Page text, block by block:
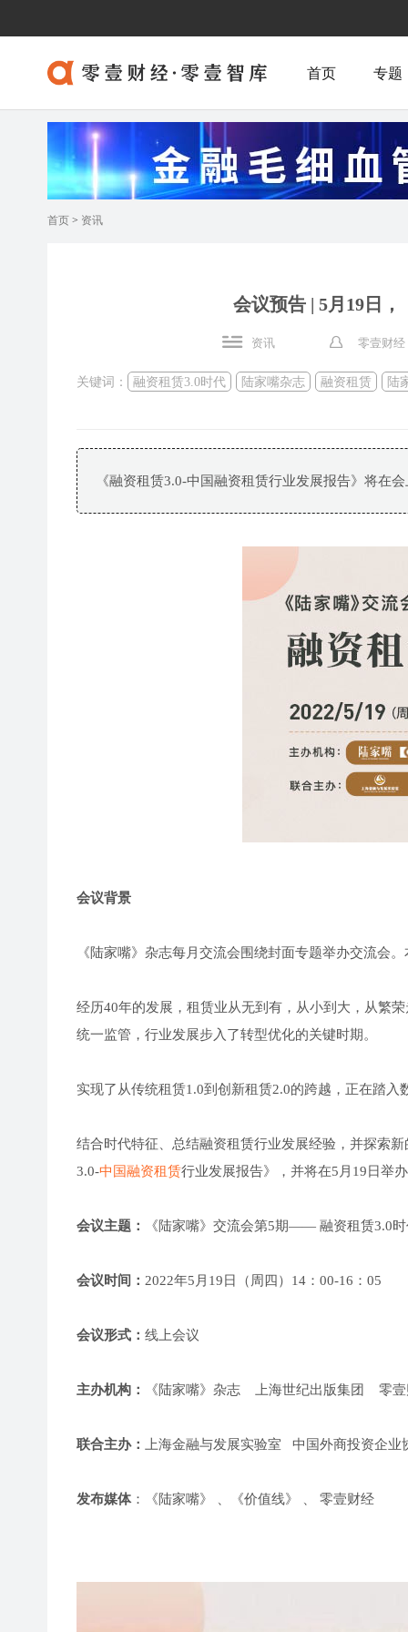
首页 专题
首页 > 资讯
会议预告 | 5月19日
资讯 零壹财
关键词： 融资租赁3.0时代 陆家嘴杂志 融资租赁 陆
《融资租赁3.0-中国融资租赁行业发展报告》将在
会议背景
《陆家嘴》杂志每月交流会围绕封面专题举办交流会
经历40年的发展，租赁业从无到有，从小到大，从繁
统一监管，行业发展步入了转型优化的关键时期。
实现了从传统租赁1.0到创新租赁2.0的跨越，正在踏
结合时代特征、总结融资租赁行业发展经验，并探索
3.0-中国融资租赁行业发展报告》，并将在5月19日举
会议主题： 《陆家嘴》交流会第5期—— 融资租赁3.0
会议时间： 2022年5月19日（周四）14：00-16：05
会议形式： 线上会议
主办机构： 《陆家嘴》杂志 上海世纪出版集团 零壹
联合主办： 上海金融与发展实验室 中国外商投资企
发布媒体：《陆家嘴》 、《价值线》 、 零壹财经